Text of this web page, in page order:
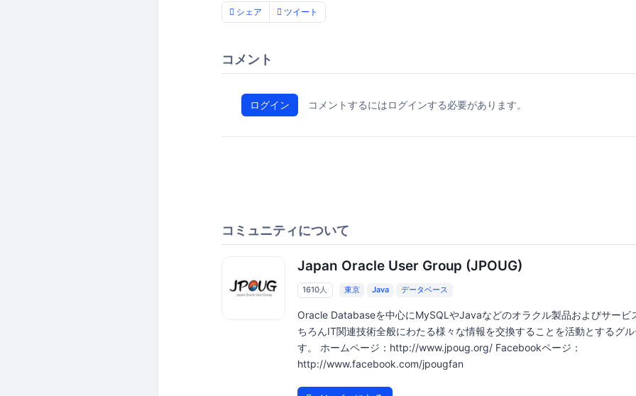
シェア ツイート
コメント
ログイン コメントするにはログインする必要があります。
コミュニティについて
Japan Oracle User Group (JPOUG)
1610人 東京 Java データベース
Oracle Databaseを中心にMySQLやJavaなどのオラクル製品およびサービ
ちろんIT関連技術全般にわたる様々な情報を交換することを活動とするグ
す。 ホームページ：http://www.jpoug.org/ Facebookページ：
http://www.facebook.com/jpougfan